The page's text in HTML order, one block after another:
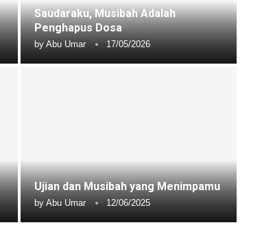
Saudaraku, Musibah Adalah
Penghapus Dosa
by Abu Umar 17/05/2026
Ujian dan Musibah yang Menimpamu
by Abu Umar 12/06/2025